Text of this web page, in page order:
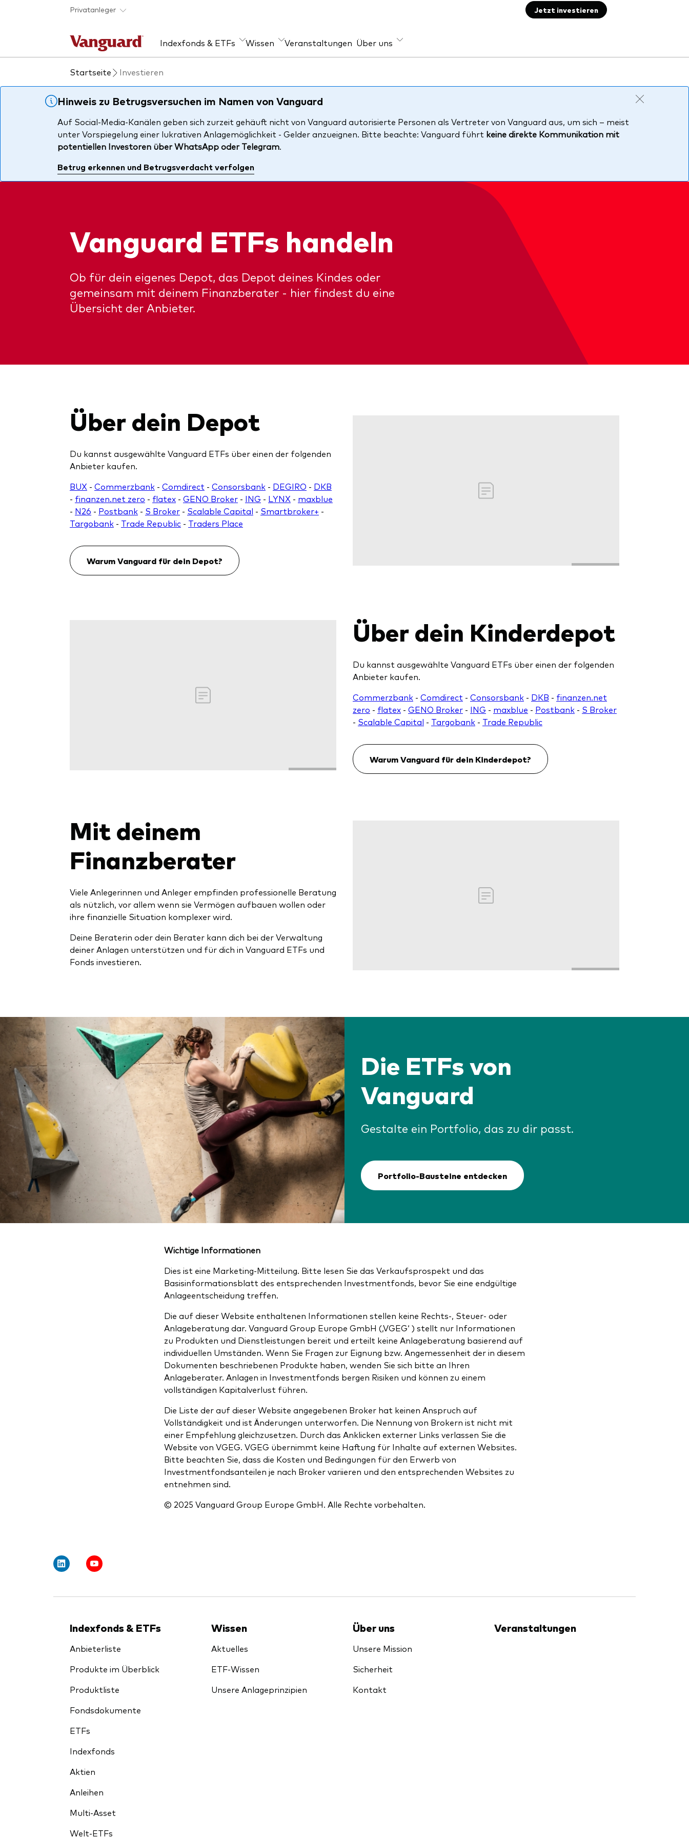
Skip to main content
Privatanleger Jetzt investieren
Indexfonds & ETFs
Produkte handeln
Anbieterliste
Produkte im Überblick
Produktliste
ETFs
Indexfonds
Aktien
Multi-Asset
Länder-ETFs
LifeStrategy
Wissen
Aktuelles
ETF-Wissen
Unsere Anlageprinzipien
Veranstaltungen Über uns
Über uns
Unsere Mission
Sicherheit
Kontakt
Startseite Investieren
Hinweis zu Betrugsversuchen im Namen von Vanguard
Auf Social-Media-Kanälen geben sich zurzeit gehäuft nicht von Vanguard autorisierte Personen als Vertreter von Vanguard aus, um sich – meist
unter Vorspiegelung einer lukrativen Anlagemöglichkeit - Gelder anzueignen. Bitte beachte: Vanguard führt keine direkte Kommunikation mit
potentiellen Investoren über WhatsApp oder Telegram.
Betrug erkennen und Betrugsverdacht verfolgen
Vanguard ETFs handeln
Ob für dein eigenes Depot, das Depot deines Kindes oder
gemeinsam mit deinem Finanzberater - hier findest du eine
Übersicht der Anbieter.
Über dein Depot
Du kannst ausgewählte Vanguard ETFs über einen der folgenden
Anbieter kaufen.
BUX - Commerzbank - Comdirect - Consorsbank - DEGIRO - DKB
- finanzen.net zero - flatex - GENO Broker - ING - LYNX - maxblue
- N26 - Postbank - S Broker - Scalable Capital - Smartbroker+ -
Targobank - Trade Republic - Traders Place
Warum Vanguard für dein Depot?
Über dein Kinderdepot
Du kannst ausgewählte Vanguard ETFs über einen der folgenden
Anbieter kaufen.
Commerzbank - Comdirect - Consorsbank - DKB - finanzen.net
zero - flatex - GENO Broker - ING - maxblue - Postbank - S Broker
- Scalable Capital - Targobank - Trade Republic
Warum Vanguard für dein Kinderdepot?
Mit deinem
Finanzberater
Viele Anlegerinnen und Anleger empfinden professionelle Beratung
als nützlich, vor allem wenn sie Vermögen aufbauen wollen oder
ihre finanzielle Situation komplexer wird.
Deine Beraterin oder dein Berater kann dich bei der Verwaltung
deiner Anlagen unterstützen und für dich in Vanguard ETFs und
Fonds investieren.
Die ETFs von
Vanguard
Gestalte ein Portfolio, das zu dir passt.
Portfolio-Bausteine entdecken
Wichtige Informationen
Dies ist eine Marketing-Mitteilung. Bitte lesen Sie das Verkaufsprospekt und das
Basisinformationsblatt des entsprechenden Investmentfonds, bevor Sie eine endgültige
Anlageentscheidung treffen.
Die auf dieser Website enthaltenen Informationen stellen keine Rechts-, Steuer- oder
Anlageberatung dar. Vanguard Group Europe GmbH (‚VGEG‘ ) stellt nur Informationen
zu Produkten und Dienstleistungen bereit und erteilt keine Anlageberatung basierend auf
individuellen Umständen. Wenn Sie Fragen zur Eignung bzw. Angemessenheit der in diesem
Dokumenten beschriebenen Produkte haben, wenden Sie sich bitte an Ihren
Anlageberater. Anlagen in Investmentfonds bergen Risiken und können zu einem
vollständigen Kapitalverlust führen.
Die Liste der auf dieser Website angegebenen Broker hat keinen Anspruch auf
Vollständigkeit und ist Änderungen unterworfen. Die Nennung von Brokern ist nicht mit
einer Empfehlung gleichzusetzen. Durch das Anklicken externer Links verlassen Sie die
Website von VGEG. VGEG übernimmt keine Haftung für Inhalte auf externen Websites.
Bitte beachten Sie, dass die Kosten und Bedingungen für den Erwerb von
Investmentfondsanteilen je nach Broker variieren und den entsprechenden Websites zu
entnehmen sind.
© 2025 Vanguard Group Europe GmbH. Alle Rechte vorbehalten.
Indexfonds & ETFs
Anbieterliste
Produkte im Überblick
Produktliste
Fondsdokumente
ETFs
Indexfonds
Aktien
Anleihen
Multi-Asset
Welt-ETFs
Wissen
Aktuelles
ETF-Wissen
Unsere Anlageprinzipien
Über uns
Unsere Mission
Sicherheit
Kontakt
Veranstaltungen